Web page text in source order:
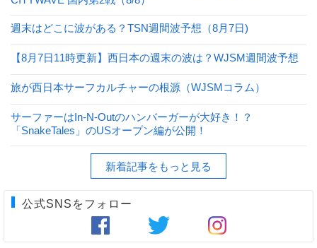
週末はどこに波がある？TSN週間波予想（8月7日)
【8月7日11時更新】西日本の週末の波は？WJSM週間波予想
旅が西日本サーフカルチャーの根源（WJSMコラム）
サーファーはIn-N-Outのハンバーガーが大好き！？
「SnakeTales」のUSオープン編が公開！
新着記事をもっと見る
公式SNSをフォロー